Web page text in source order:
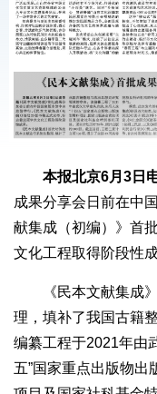
本报北京6月3日
成果分享会日前在中
献集成（初编）》首
文化工程取得阶段性成
《民本文献集成》
理，填补了我国古籍
编纂工程于2021年由
五”国家重点出版物出